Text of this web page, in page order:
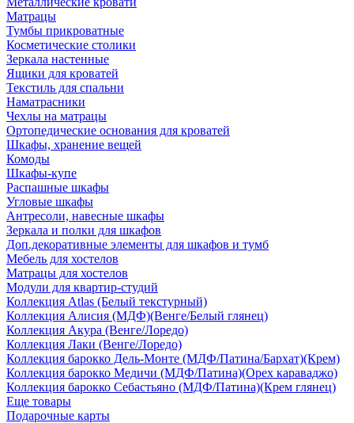
Матрацы
Тумбы прикроватные
Косметические столики
Зеркала настенные
Ящики для кроватей
Текстиль для спальни
Наматрасники
Чехлы на матрацы
Ортопедические основания для кроватей
Шкафы, хранение вещей
Комоды
Шкафы-купе
Распашные шкафы
Угловые шкафы
Антресоли, навесные шкафы
Зеркала и полки для шкафов
Доп.декоративные элементы для шкафов и тумб
Мебель для хостелов
Матрацы для хостелов
Модули для квартир-студий
Коллекция Atlas (Белый текстурный)
Коллекция Алисия (МДФ)(Венге/Белый глянец)
Коллекция Акура (Венге/Лоредо)
Коллекция Лаки (Венге/Лоредо)
Коллекция барокко Дель-Монте (МДФ/Патина/Бархат)(Крем)
Коллекция барокко Медичи (МДФ/Патина)(Орех караваджо)
Коллекция барокко Себастьяно (МДФ/Патина)(Крем глянец)
Еще товары
Подарочные карты